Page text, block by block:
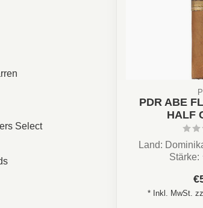
Select
PDR ABE
HALF
Land:
* Inkl. MwSt.